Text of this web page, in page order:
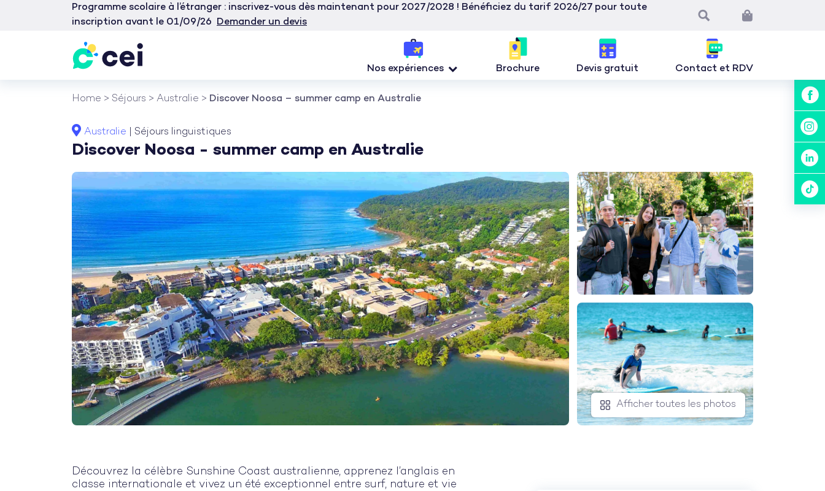
Programme scolaire à l’étranger : inscrivez-vous dès maintenant pour 2027/2028 ! Bénéficiez du tarif 2026/27 pour toute
inscription avant le 01/09/26 Demander un devis
Nos expériences Brochure Devis gratuit Contact et RDV
Home > Séjours > Australie > Discover Noosa – summer camp en Australie
Afficher toutes les photos
Australie Séjours linguistiques
Discover Noosa - summer camp en Australie
Découvrez la célèbre Sunshine Coast australienne, apprenez l’anglais en
classe internationale et vivez un été exceptionnel entre surf, nature et vie